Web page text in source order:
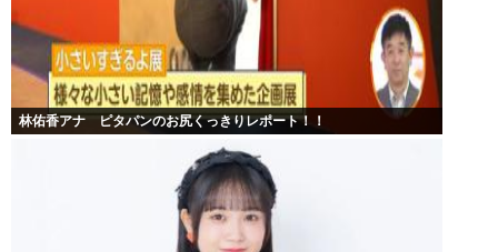
林佑香アナ ピタパンのお尻くっきりレポート！！